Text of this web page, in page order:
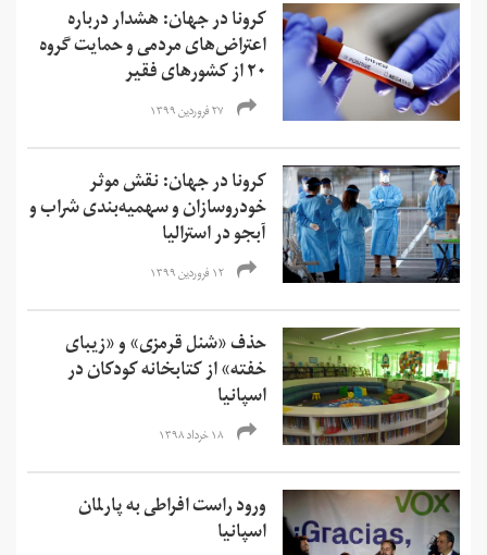
کرونا در جهان: هشدار درباره
اعتراض‌های مردمی و حمایت گروه
۲۰ از کشورهای فقیر
۲۷ فروردین ۱۳۹۹
کرونا در جهان: نقش موثر
خودروسازان و سهمیه‌بندی شراب و
آبجو در استرالیا
۱۲ فروردین ۱۳۹۹
حذف «شنل قرمزی» و «زیبای
خفته» از کتابخانه‌ کودکان در
اسپانیا
۱۸ خرداد ۱۳۹۸
ورود راست افراطی به پارلمان
اسپانیا